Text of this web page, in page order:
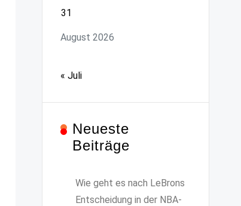
August 2026
31
« Juli
Neueste
Beiträge
Wie geht es nach LeBrons
Entscheidung in der NBA-